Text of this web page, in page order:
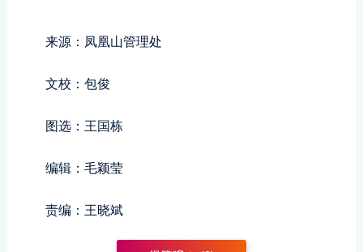
来源：凤凰山管理处
文校：包俊
图选：王国栋
编辑：毛颖莹
责编：王晓斌